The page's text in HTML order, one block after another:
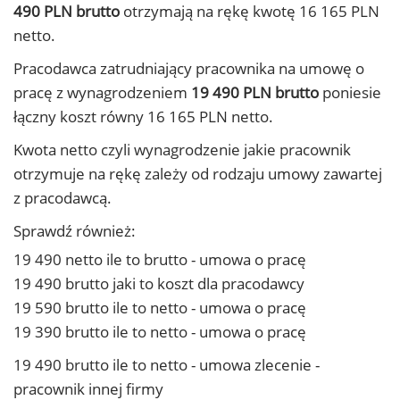
490 PLN brutto otrzymają na rękę kwotę 16 165 PLN
netto.
Pracodawca zatrudniający pracownika na umowę o
pracę z wynagrodzeniem 19 490 PLN brutto poniesie
łączny koszt równy 16 165 PLN netto.
Kwota netto czyli wynagrodzenie jakie pracownik
otrzymuje na rękę zależy od rodzaju umowy zawartej
z pracodawcą.
Sprawdź również:
19 490 netto ile to brutto - umowa o pracę
19 490 brutto jaki to koszt dla pracodawcy
19 590 brutto ile to netto - umowa o pracę
19 390 brutto ile to netto - umowa o pracę
19 490 brutto ile to netto - umowa zlecenie -
pracownik innej firmy